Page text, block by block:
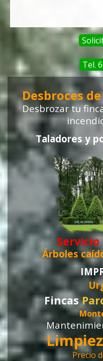
Tel.
Desbroces
Desbrozar tu
Taladores y
Árboles
Fincas
Precio